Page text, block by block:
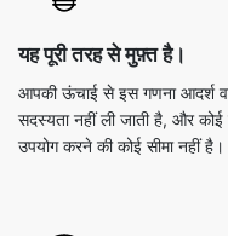
यह पूरी तरह से मुफ़्त है।
आपकी ऊंचाई से इस गणना आदर्श
सदस्यता नहीं ली जाती है, और
उपयोग करने की कोई सीमा नहीं